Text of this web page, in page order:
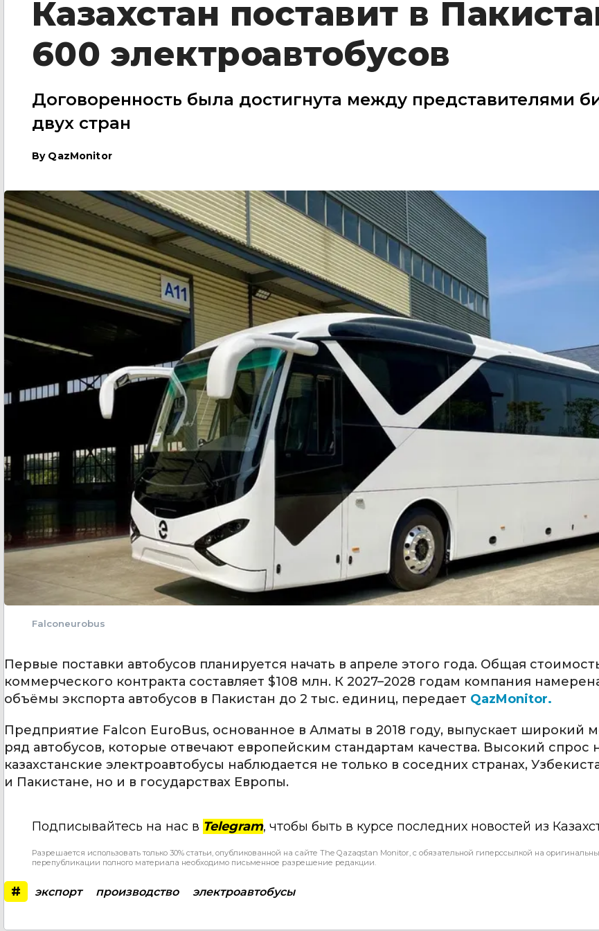
Казахстан поставит в
600 электроавтобусов
Договоренность была достигнута между представителями
двух стран
By QazMonitor
Falconeurobus
Первые поставки автобусов планируется начать в апреле этого года. Общая
коммерческого контракта составляет $108 млн. К 2027–2028 годам компания
объёмы экспорта автобусов в Пакистан до 2 тыс. единиц, передает QazMonitor.
Предприятие Falcon EuroBus, основанное в Алматы в 2018 году, выпускает широкий
ряд автобусов, которые отвечают европейским стандартам качества. Высокий спрос
казахстанские электроавтобусы наблюдается не только в соседних странах,
и Пакистане, но и в государствах Европы.
Подписывайтесь на нас в Telegram, чтобы быть в курсе последних новостей из
Разрешается использовать только 30% статьи, опубликованной на сайте The Qazaqstan Monitor, с обязательной гиперссылкой на
перепубликации полного материала необходимо письменное разрешение редакции.
# экспорт производство электроавтобусы